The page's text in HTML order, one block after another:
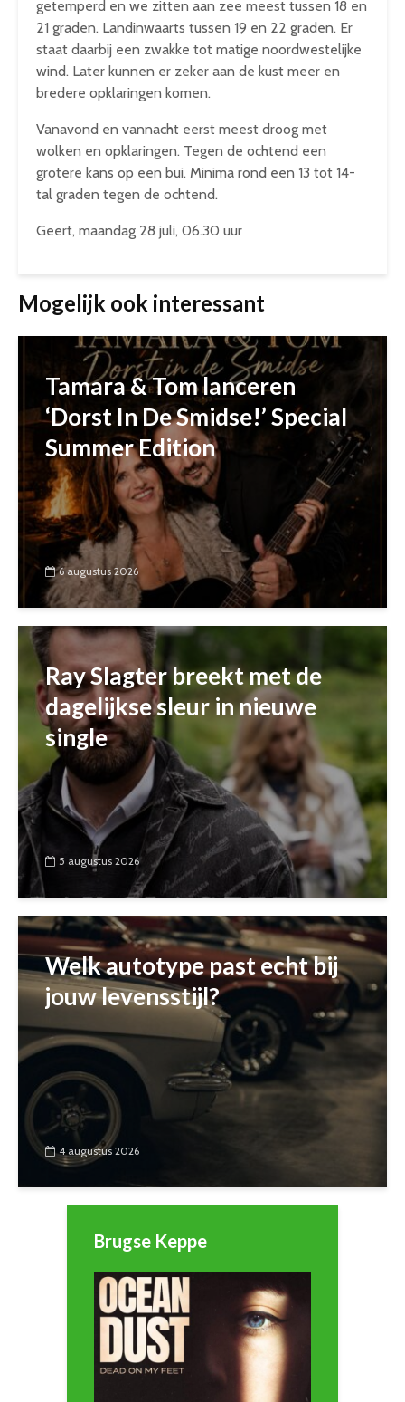
getemperd en we zitten aan zee meest tussen 18 en
21 graden. Landinwaarts tussen 19 en 22 graden. Er
staat daarbij een zwakke tot matige noordwestelijke
wind. Later kunnen er zeker aan de kust meer en
bredere opklaringen komen.
Vanavond en vannacht eerst meest droog met
wolken en opklaringen. Tegen de ochtend een
grotere kans op een bui. Minima rond een 13 tot 14-
tal graden tegen de ochtend.
Geert, maandag 28 juli, 06.30 uur
Mogelijk ook interessant
Tamara & Tom lanceren
‘Dorst In De Smidse!’ Special
Summer Edition
6 augustus 2026
Ray Slagter breekt met de
dagelijkse sleur in nieuwe
single
5 augustus 2026
Welk autotype past echt bij
jouw levensstijl?
4 augustus 2026
Brugse Keppe